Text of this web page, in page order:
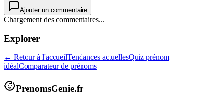
Ajouter un commentaire
Chargement des commentaires...
Explorer
← Retour à l'accueilTendances actuellesQuiz prénom
idéalComparateur de prénoms
PrenomsGenie.fr